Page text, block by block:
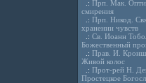
.: Прп. Мак.
смирения
.: Прп. Никод.
хранении чувств
.: Св. Иоанн
Божественный
.: Прав. И.
Живой колос
.: Прот-рей Н.
Простецкое